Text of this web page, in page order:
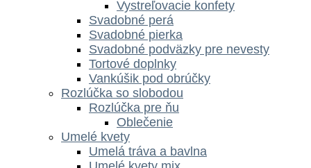
Vystreľovacie konfety
Svadobné perá
Svadobné pierka
Svadobné podväzky pre nevesty
Tortové doplnky
Vankúšik pod obrúčky
Rozlúčka so slobodou
Rozlúčka pre ňu
Oblečenie
Umelé kvety
Umelá tráva a bavlna